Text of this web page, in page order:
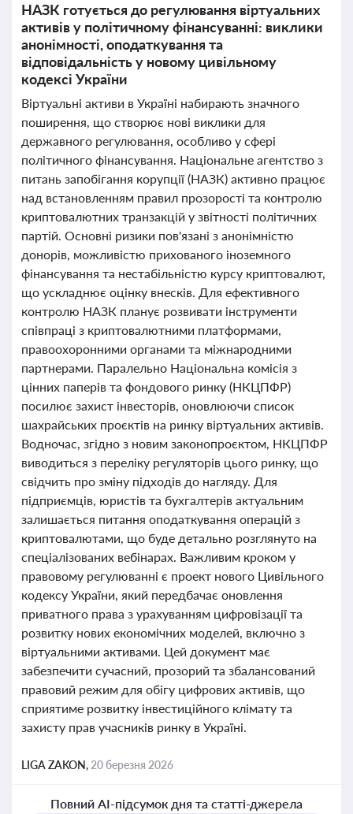
НАЗК готується до регулювання віртуальних
активів у політичному фінансуванні: виклики
анонімності, оподаткування та
відповідальність у новому цивільному
кодексі України
Віртуальні активи в Україні набирають значного
поширення, що створює нові виклики для
державного регулювання, особливо у сфері
політичного фінансування. Національне агентство з
питань запобігання корупції (НАЗК) активно працює
над встановленням правил прозорості та контролю
криптовалютних транзакцій у звітності політичних
партій. Основні ризики пов'язані з анонімністю
донорів, можливістю прихованого іноземного
фінансування та нестабільністю курсу криптовалют,
що ускладнює оцінку внесків. Для ефективного
контролю НАЗК планує розвивати інструменти
співпраці з криптовалютними платформами,
правоохоронними органами та міжнародними
партнерами. Паралельно Національна комісія з
цінних паперів та фондового ринку (НКЦПФР)
посилює захист інвесторів, оновлюючи список
шахрайських проєктів на ринку віртуальних активів.
Водночас, згідно з новим законопроєктом, НКЦПФР
виводиться з переліку регуляторів цього ринку, що
свідчить про зміну підходів до нагляду. Для
підприємців, юристів та бухгалтерів актуальним
залишається питання оподаткування операцій з
криптовалютами, що буде детально розглянуто на
спеціалізованих вебінарах. Важливим кроком у
правовому регулюванні є проект нового Цивільного
кодексу України, який передбачає оновлення
приватного права з урахуванням цифровізації та
розвитку нових економічних моделей, включно з
віртуальними активами. Цей документ має
забезпечити сучасний, прозорий та збалансований
правовий режим для обігу цифрових активів, що
сприятиме розвитку інвестиційного клімату та
захисту прав учасників ринку в Україні.
LIGA ZAKON, 20 березня 2026
Повний AI-підсумок дня та статті-джерела